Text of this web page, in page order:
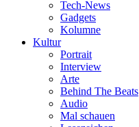
Tech-News
Gadgets
Kolumne
Kultur
Portrait
Interview
Arte
Behind The Beats
Audio
Mal schauen